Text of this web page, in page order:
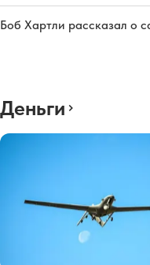
Боб Хартли рассказал о
Деньги